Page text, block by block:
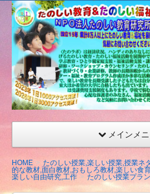
たの
しい
教育
研究
所
（沖
縄）
公式
ト
メインメニ
HOME
たのしい授業,楽しい授業,授業ネ
的な教材,面白教材,おもしろ教材,楽しい食
楽しい自由研究,工作
たのしい授業プラ